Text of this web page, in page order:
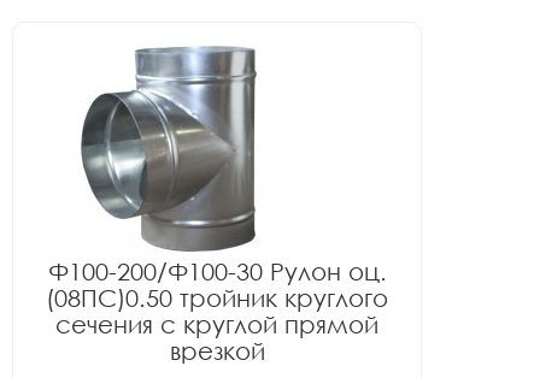
Ф100-200/Ф100-30 Рулон оц.
(08ПС)0.50 тройник круглого
сечения с круглой прямой
врезкой